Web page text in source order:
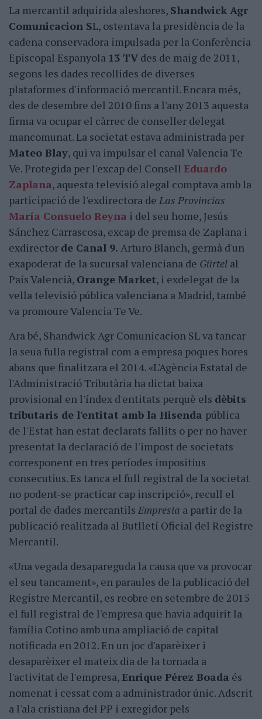
La mercantil adquirida aleshores, Shandwick Agr
Comunicacion SL, ostentava la presidència de la
cadena conservadora impulsada per la Conferència
Episcopal Espanyola 13 TV des de maig de 2011,
segons les dades recollides de diverses
plataformes d'informació mercantil. Encara més,
des de desembre del 2010 fins a l'any 2013 aquesta
firma va ocupar el càrrec de conseller delegat
mancomunat. La societat estava administrada per
Mateo Blay, qui va impulsar el canal Valencia Te
Ve. Protegida per l'excap del Consell Eduardo
Zaplana, aquesta televisió alegal comptava amb la
participació de l'exdirectora de Las Provincias
María Consuelo Reyna i del seu home, Jesús
Sánchez Carrascosa, excap de premsa de Zaplana i
exdirector de Canal 9. Arturo Blanch, germà d'un
exapoderat de la sucursal valenciana de Gürtel al
País Valencià, Orange Market, i exdelegat de la
vella televisió pública valenciana a Madrid, també
va promoure Valencia Te Ve.
Ara bé, Shandwick Agr Comunicacion SL va tancar
la seua fulla registral com a empresa poques hores
abans que finalitzara el 2014. «L'Agència Estatal de
l'Administració Tributària ha dictat baixa
provisional en l'índex d'entitats perquè els dèbits
tributaris de l'entitat amb la Hisenda pública
de l'Estat han estat declarats fallits o per no haver
presentat la declaració de l'impost de societats
corresponent en tres períodes impositius
consecutius. Es tanca el full registral de la societat
no podent-se practicar cap inscripció», recull el
portal de dades mercantils Empresia a partir de la
publicació realitzada al Butlletí Oficial del Registre
Mercantil.
«Una vegada desapareguda la causa que va provocar
el seu tancament», en paraules de la publicació del
Registre Mercantil, es reobre en setembre de 2015
el full registral de l'empresa que havia adquirit la
família Cotino amb una ampliació de capital
notificada en 2012. En un joc d'aparèixer i
desaparèixer el mateix dia de la tornada a
l'activitat de l'empresa,Enrique Pérez Boada és
nomenat i cessat com a administrador únic. Adscrit
a l'ala cristiana del PP i exregidor pels